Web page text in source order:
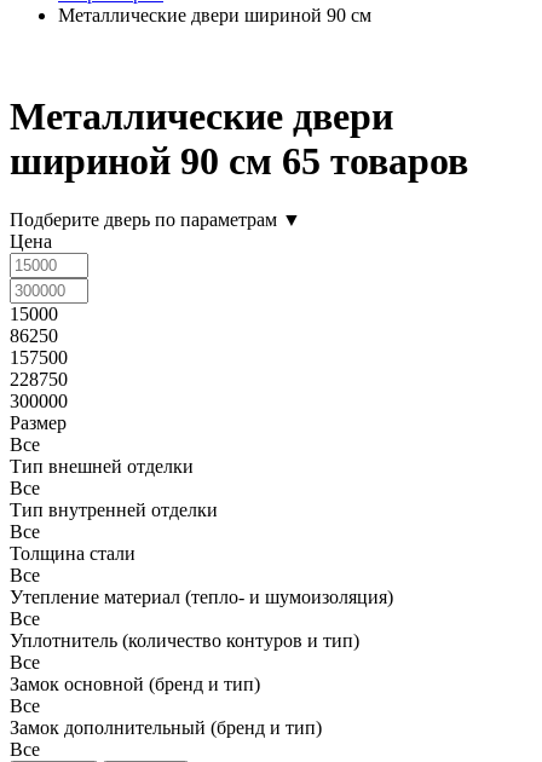
Металлические двери шириной 90 см
Металлические двери
шириной 90 см 65 товаров
Подберите дверь по параметрам ▼
Цена
15000
86250
157500
228750
300000
Размер
Все
Тип внешней отделки
Все
Тип внутренней отделки
Все
Толщина стали
Все
Утепление материал (тепло- и шумоизоляция)
Все
Уплотнитель (количество контуров и тип)
Все
Замок основной (бренд и тип)
Все
Замок дополнительный (бренд и тип)
Все